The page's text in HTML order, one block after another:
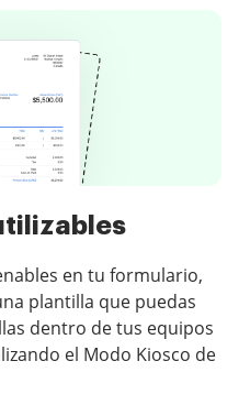
en tu formulario,
plantilla que puedas
dentro de tus equipos
el Modo Kiosco de